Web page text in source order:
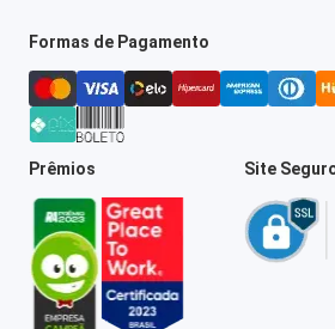
Formas de Pagamento
Prêmios Site